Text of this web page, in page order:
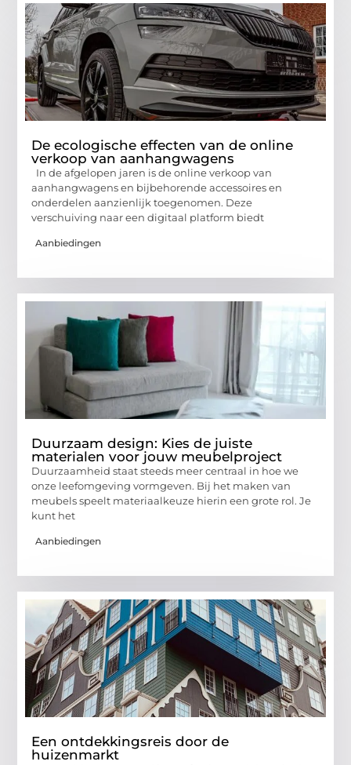
De ecologische effecten van de online
verkoop van aanhangwagens
In de afgelopen jaren is de online verkoop van
aanhangwagens en bijbehorende accessoires en
onderdelen aanzienlijk toegenomen. Deze
verschuiving naar een digitaal platform biedt
Aanbiedingen
Duurzaam design: Kies de juiste
materialen voor jouw meubelproject
Duurzaamheid staat steeds meer centraal in hoe we
onze leefomgeving vormgeven. Bij het maken van
meubels speelt materiaalkeuze hierin een grote rol. Je
kunt het
Aanbiedingen
Een ontdekkingsreis door de
huizenmarkt